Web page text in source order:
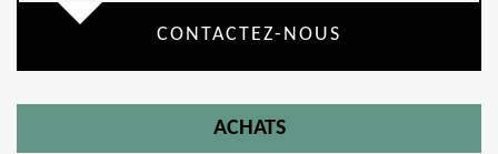
CONTACTEZ-NOUS
ACHATS